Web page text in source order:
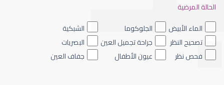
ضعف نظر العين اليسرى
الحالة المرضية
الماء الأبيض
الجلوكوما
الشبكية
تصحيح النظر
جراحة تجميل العين
البصريات
فحص نظر
عيون الأطفال جفاف العين